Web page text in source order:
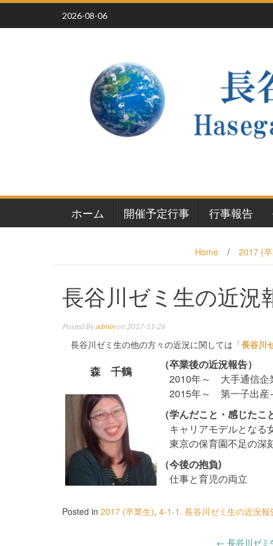
Skip
content
2026-08-06
ホーム 開催予定行事 行事報告
Home / 2017 (
長谷川ゼミ生の近況
Posted Byadmin on 2017-11-26
長谷川ゼミ生の他の方々の近況に関しては「長谷川
森 千鶴
（卒業後の近況報告）
2010年～ 大手通信企
2015年～ 第一子出産
（学んだこと・感じたこ
キャリアモデルとなる
東京の保育園不足の深
（今後の抱負)
仕事と育児の両立
Posted in 2017 (卒業生), 4-1-1. 長谷川ゼミ生の近況報
← 長谷川ゼ